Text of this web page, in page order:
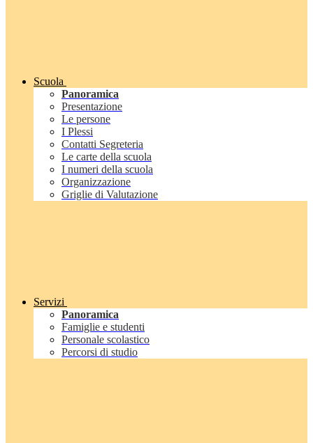
Scuola
Panoramica
Presentazione
Le persone
I Plessi
Contatti Segreteria
Le carte della scuola
I numeri della scuola
Organizzazione
Griglie di Valutazione
Servizi
Panoramica
Famiglie e studenti
Personale scolastico
Percorsi di studio